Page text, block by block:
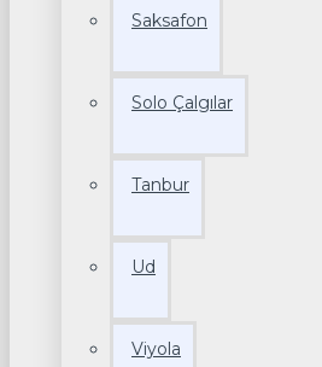
Saksafon
Solo Çalgılar
Tanbur
Ud
Viyola